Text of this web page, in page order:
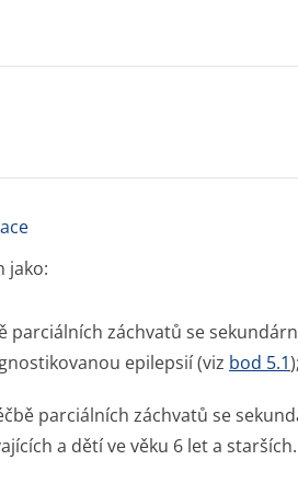
jako:
parciálních záchvatů se
epilepsií (viz bod 5.1);
parciálních záchvatů se
a dětí ve věku 6 let a starších.